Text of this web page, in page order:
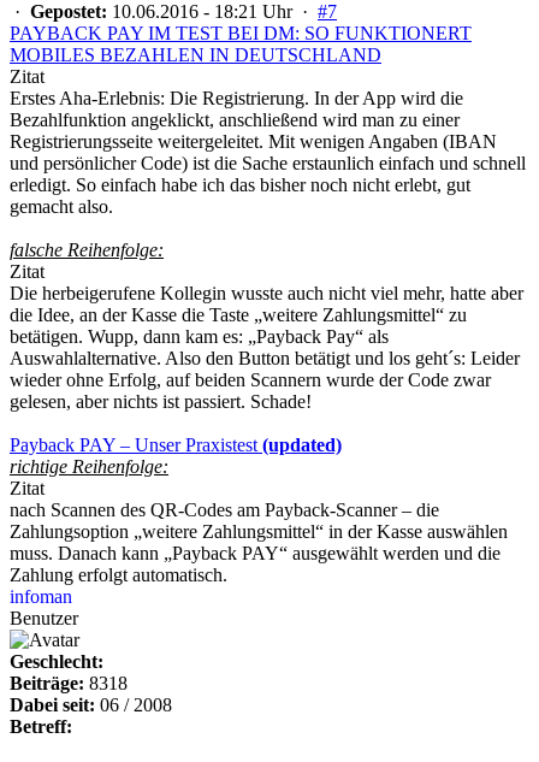
· Gepostet: 10.06.2016 - 18:21 Uhr · #7
PAYBACK PAY IM TEST BEI DM: SO FUNKTIONERT
MOBILES BEZAHLEN IN DEUTSCHLAND
Zitat
Erstes Aha-Erlebnis: Die Registrierung. In der App wird die
Bezahlfunktion angeklickt, anschließend wird man zu einer
Registrierungsseite weitergeleitet. Mit wenigen Angaben (IBAN
und persönlicher Code) ist die Sache erstaunlich einfach und schnell
erledigt. So einfach habe ich das bisher noch nicht erlebt, gut
gemacht also.
falsche Reihenfolge:
Zitat
Die herbeigerufene Kollegin wusste auch nicht viel mehr, hatte aber
die Idee, an der Kasse die Taste „weitere Zahlungsmittel“ zu
betätigen. Wupp, dann kam es: „Payback Pay“ als
Auswahlalternative. Also den Button betätigt und los geht´s: Leider
wieder ohne Erfolg, auf beiden Scannern wurde der Code zwar
gelesen, aber nichts ist passiert. Schade!
Payback PAY – Unser Praxistest (updated)
richtige Reihenfolge:
Zitat
nach Scannen des QR-Codes am Payback-Scanner – die
Zahlungsoption „weitere Zahlungsmittel“ in der Kasse auswählen
muss. Danach kann „Payback PAY“ ausgewählt werden und die
Zahlung erfolgt automatisch.
infoman
Benutzer
Geschlecht:
Beiträge: 8318
Dabei seit: 06 / 2008
Betreff: